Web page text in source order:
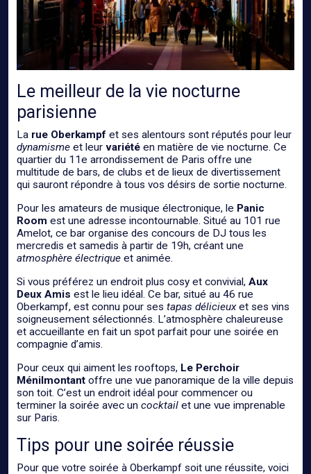
Le meilleur de la vie nocturne
parisienne
La rue Oberkampf et ses alentours sont réputés pour leur
dynamisme et leur variété en matière de vie nocturne. Ce
quartier du 11e arrondissement de Paris offre une
multitude de bars, de clubs et de lieux de divertissement
qui sauront répondre à tous vos désirs de sortie nocturne.
Pour les amateurs de musique électronique, le Panic
Room est une adresse incontournable. Situé au 101 rue
Amelot, ce bar organise des concours de DJ tous les
mercredis et samedis à partir de 19h, créant une
atmosphère électrique et animée.
Si vous préférez un endroit plus cosy et convivial, Aux
Deux Amis est le lieu idéal. Ce bar, situé au 46 rue
Oberkampf, est connu pour ses tapas délicieuxet ses vins
soigneusement sélectionnés. L’atmosphère chaleureuse
et accueillante en fait un spot parfait pour une soirée en
compagnie d’amis.
Pour ceux qui aiment les rooftops, Le Perchoir
Ménilmontant offre une vue panoramique de la ville depuis
son toit. C’est un endroit idéal pour commencer ou
terminer la soirée avec un cocktail et une vue imprenable
sur Paris.
Tips pour une soirée réussie
Pour que votre soirée à Oberkampf soit une réussite, voici